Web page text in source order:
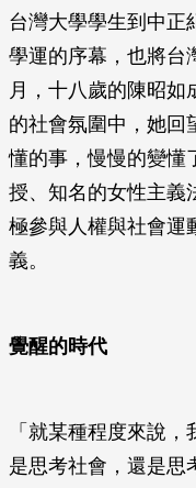
台灣大學學生到中正
學運的序幕，也將台
月，十八歲的陳昭如
的社會氛圍中，她回
懂的事，慢慢的變懂
授、知名的女性主義
極參與人權與社會運
義。
覺醒的時代
「就某種程度來說
是思考社會，還是思